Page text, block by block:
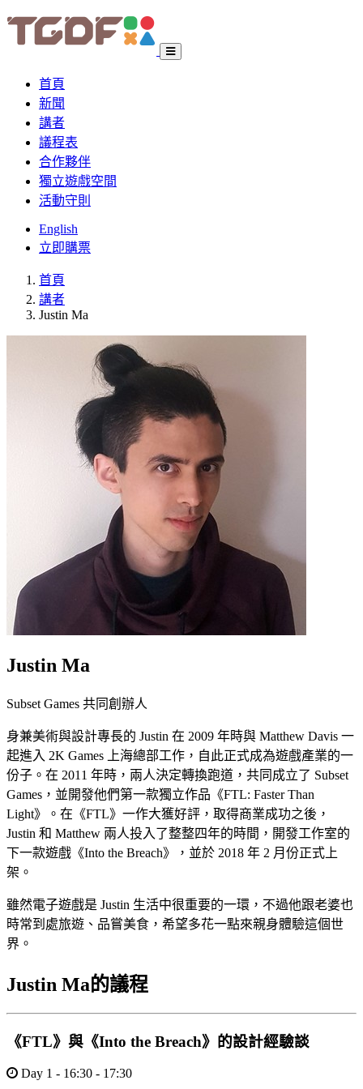
首頁
新聞
講者
議程表
合作夥伴
獨立遊戲空間
活動守則
English
立即購票
首頁
講者
Justin Ma
Justin Ma
Subset Games 共同創辦人
身兼美術與設計專長的 Justin 在 2009 年時與 Matthew Davis 一
起進入 2K Games 上海總部工作，自此正式成為遊戲產業的一
份子。在 2011 年時，兩人決定轉換跑道，共同成立了 Subset
Games，並開發他們第一款獨立作品《FTL: Faster Than
Light》。在《FTL》一作大獲好評，取得商業成功之後，
Justin 和 Matthew 兩人投入了整整四年的時間，開發工作室的
下一款遊戲《Into the Breach》，並於 2018 年 2 月份正式上
架。
雖然電子遊戲是 Justin 生活中很重要的一環，不過他跟老婆也
時常到處旅遊、品嘗美食，希望多花一點來親身體驗這個世
界。
Justin Ma的議程
《FTL》與《Into the Breach》的設計經驗談
Day 1 - 16:30 - 17:30